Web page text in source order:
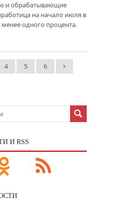
и обрабатывающие
на начало июля в
менее одного процента.
4 5 6
И RSS